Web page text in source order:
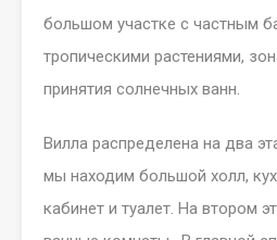
большом участке с частным
тропическими растениями,
принятия солнечных ванн.
Вилла распределена на два
мы находим большой холл,
кабинет и туалет. На втором